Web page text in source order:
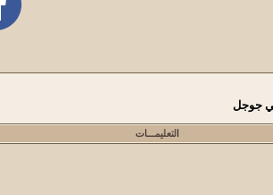
جوجل
التعليمـــات